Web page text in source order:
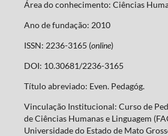
Área do conhecimento: Ciências
Ano de fundação: 2010
ISSN: 2236-3165 (online)
DOI: 10.30681/2236-3165
Título abreviado: Even. Pedagóg.
Vinculação Institucional: Curso de
de Ciências Humanas e Linguagem
Universidade do Estado de Mato